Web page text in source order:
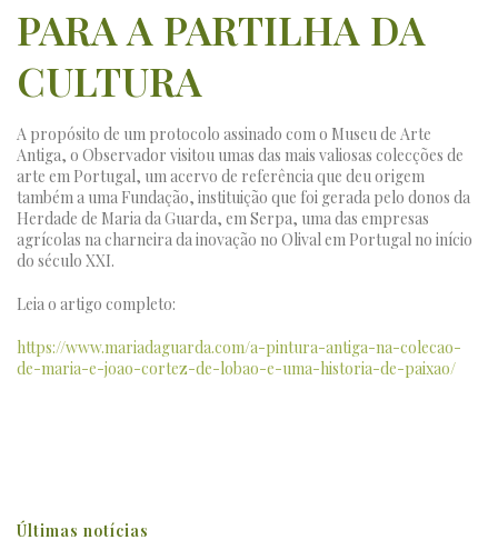
PARA A PARTILHA DA
CULTURA
A propósito de um protocolo assinado com o Museu de Arte
Antiga, o Observador visitou umas das mais valiosas colecções de
arte em Portugal, um acervo de referência que deu origem
também a uma Fundação, instituição que foi gerada pelo donos da
Herdade de Maria da Guarda, em Serpa, uma das empresas
agrícolas na charneira da inovação no Olival em Portugal no início
do século XXI.
Leia o artigo completo:
https://www.mariadaguarda.com/a-pintura-antiga-na-colecao-
de-maria-e-joao-cortez-de-lobao-e-uma-historia-de-paixao/
Últimas notícias